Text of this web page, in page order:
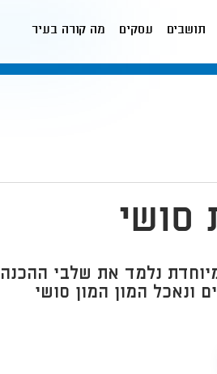
תושבים עסקים מה קורה בעיר
סושי
נלמד את שלבי
ונאכל המון המון סושי